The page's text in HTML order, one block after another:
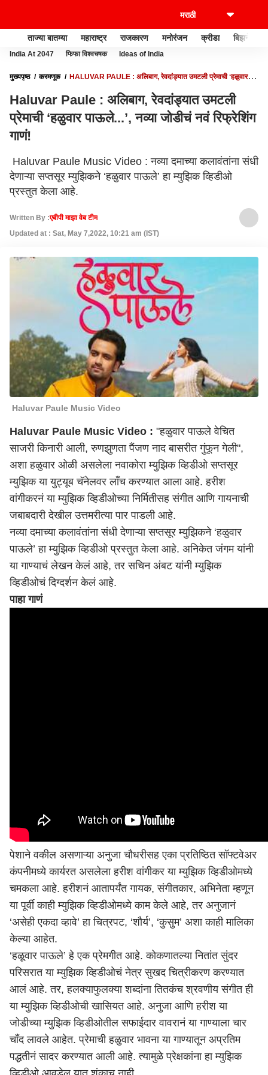
ताज्या बातम्या महाराष्ट्र राजकारण मनोरंजन क्रीडा बिझनेस
India At 2047 फिफा विश्वचषक Ideas of India
मुख्यपृष्ठ करमणूक
HALUVAR PAULE : अलिबाग, रेवदांड्यात उमटली प्रेमाची ‘हळुवार
Haluvar Paule : अलिबाग, रेवदांड्यात उमटली
प्रेमाची ‘हळुवार पाऊले...’, नव्या जोडीचं नवं रिफ्रेशिंग
गाणं!
Haluvar Paule Music Video : नव्या दमाच्या कलावंतांना संधी
देणाऱ्या सप्तसूर म्युझिकने ‘हळुवार पाऊले’ हा म्युझिक व्हिडीओ
प्रस्तुत केला आहे.
Written By :एबीपी माझा वेब टीम
Updated at : Sat, May 7,2022, 10:21 am (IST)
Haluvar Paule Music Video
Haluvar Paule Music Video : "हळुवार पाऊले वेचित
साजरी किनारी आली, रुणझुणता पैंजण नाद बासरीत गुंफून गेली",
अशा हळुवार ओळी असलेला नवाकोराम्युझिक व्हिडीओसप्तसूर
म्युझिक या युट्यूब चॅनेलवर लाँच करण्यात आला आहे. हरीश
वांगीकरनं या म्युझिक व्हिडीओच्या निर्मितीसह संगीत आणि गायनाची
जबाबदारी देखील उत्तमरीत्या पार पाडली आहे.
नव्या दमाच्या कलावंतांना संधी देणाऱ्या सप्तसूर म्युझिकने ‘हळुवार
पाऊले’ हा म्युझिक व्हिडीओ प्रस्तुत केला आहे. अनिकेत जंगम यांनी
या गाण्याचं लेखन केलं आहे, तर सचिन अंबट यांनी म्युझिक
व्हिडीओचं दिग्दर्शन केलं आहे.
पाहा गाणं
पेशाने वकील असणाऱ्या अनुजा चौधरीसह एका प्रतिष्ठित सॉफ्टवेअर
कंपनीमध्ये कार्यरत असलेला हरीश वांगीकर या म्युझिक व्हिडीओमध्ये
चमकला आहे. हरीशनं आतापर्यंत गायक, संगीतकार, अभिनेता म्हणून
या पूर्वी काही म्युझिक व्हिडीओमध्ये काम केले आहे, तर अनुजानं
‘असेही एकदा व्हावे’ हा चित्रपट, ‘शौर्य’, ‘कुसुम’ अशा काही मालिका
केल्या आहेत.
‘हळूवार पाऊले’ हे एक प्रेमगीत आहे. कोकणातल्या नितांत सुंदर
परिसरात या म्युझिक व्हिडीओचं नेत्र सुखद चित्रीकरण करण्यात
आलं आहे. तर, हलक्याफुलक्या शब्दांना तितकंच श्रवणीय संगीत ही
या म्युझिक व्हिडीओची खासियत आहे. अनुजा आणि हरीश या
जोडीच्या म्युझिक व्हिडीओतील सफाईदार वावरानं या गाण्याला चार
चाँद लावले आहेत. प्रेमाची हळुवार भावना या गाण्यातून अप्रतिम
पद्धतीनं सादर करण्यात आली आहे. त्यामुळे प्रेक्षकांना हा म्युझिक